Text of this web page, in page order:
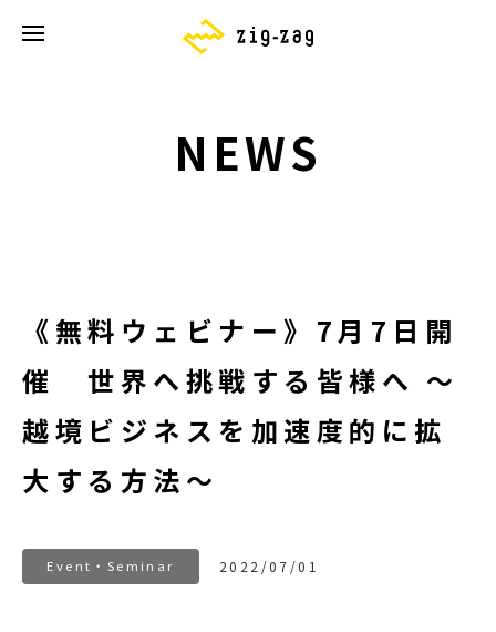
NEWS
《無料ウェビナー》7月7日開
催 世界へ挑戦する皆様へ ～
越境ビジネスを加速度的に拡
大する方法～
Event・Seminar 2022/07/01